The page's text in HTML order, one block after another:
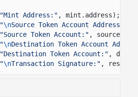
"Mint Address:" , mint.address);
"\nSource Token Account Address:"
"Source Token Account:" ,
"\nDestination Token Account
"Destination Token Account:" ,
"\nTransaction Signature:" ,